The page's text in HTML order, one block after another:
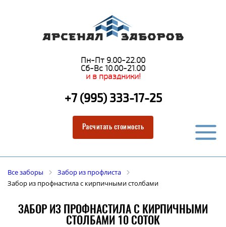
Пн-Пт 9.00-22.00
Сб-Вс 10.00-21.00
и в праздники!
+7 (995) 333-17-25
Расчитать стоимость
Все заборы
Забор из профлиста
Забор из профнастила с кирпичными столбами
ЗАБОР ИЗ ПРОФНАСТИЛА С КИРПИЧНЫМИ
СТОЛБАМИ 10 СОТОК